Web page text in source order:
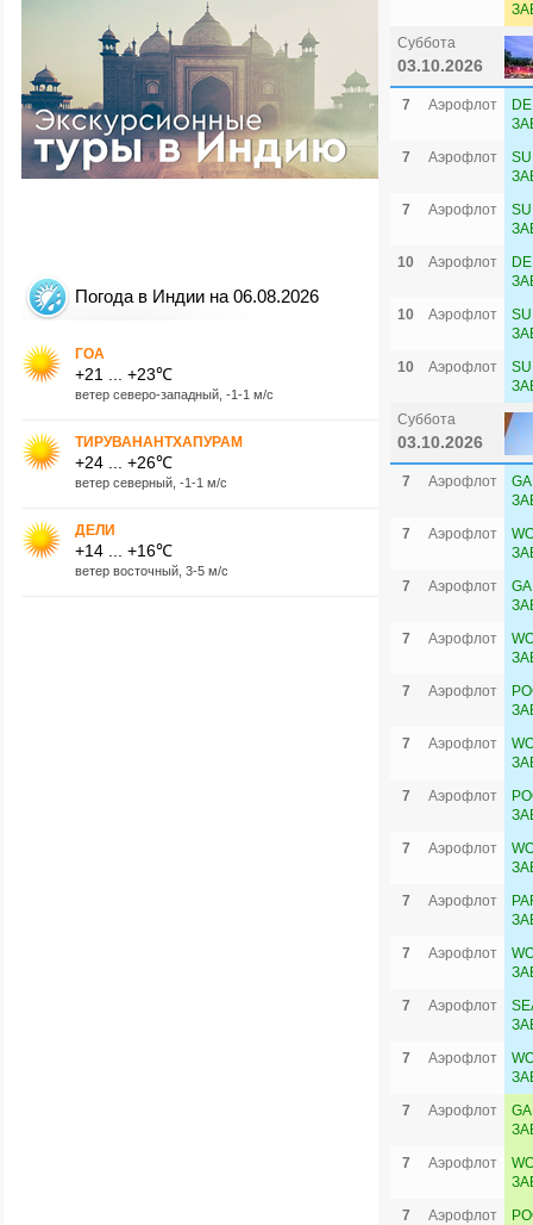
Погода в Индии на 06.08.2026
ГОА
+21 ... +23℃
ветер северо-западный, -1-1 м/с
ТИРУВАНАНТХАПУРАМ
+24 ... +26℃
ветер северный, -1-1 м/с
ДЕЛИ
+14 ... +16℃
ветер восточный, 3-5 м/с
Суббота
03.10.2026
7 Аэрофлот
7
Аэрофлот
7
Аэрофлот
10
Аэрофлот
10
Аэрофлот
10
Аэрофлот
Суббота
03.10.2026
7 Аэрофлот
7
Аэрофлот
7
Аэрофлот
7
Аэрофлот
7
Аэрофлот
7
Аэрофлот
7
Аэрофлот
7
Аэрофлот
7
Аэрофлот
7
Аэрофлот
7
Аэрофлот
7
Аэрофлот
7
Аэрофлот
7
Аэрофлот
7
Аэрофлот